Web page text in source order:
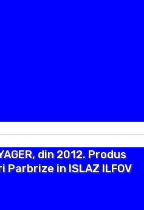
din 2012. Produs
in ISLAZ ILFOV